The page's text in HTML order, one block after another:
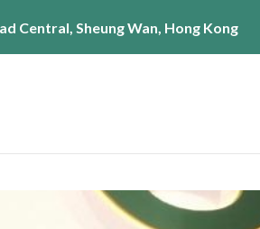
Central, Sheung Wan, Hong Kong